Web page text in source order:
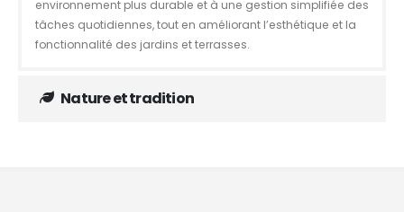
environnement plus durable et à une gestion simplifiée des
tâches quotidiennes, tout en améliorant l’esthétique et la
fonctionnalité des jardins et terrasses.
Nature et tradition